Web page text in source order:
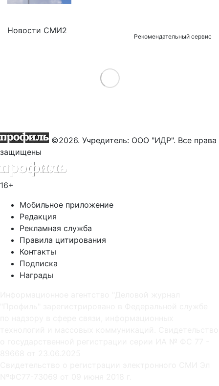
Новости СМИ2
Рекомендательный сервис
Load More
©2026. Учредитель: ООО "ИДР". Все права
защищены
16+
Мобильное приложение
Редакция
Рекламная служба
Правила цитирования
Контакты
Подписка
Награды